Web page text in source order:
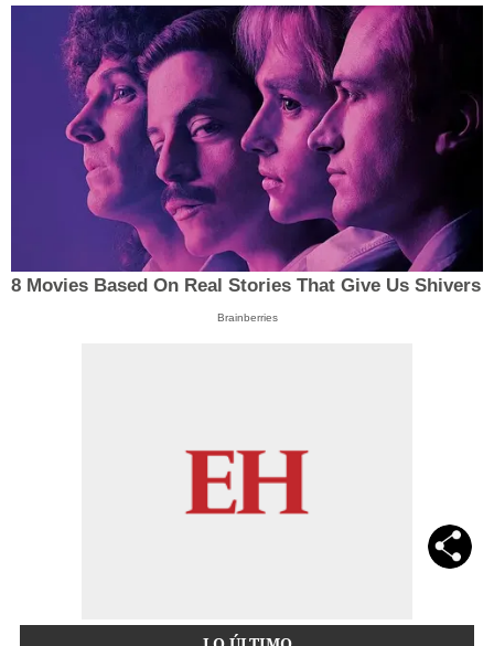
8 Movies Based On Real Stories That Give Us Shivers
Brainberries